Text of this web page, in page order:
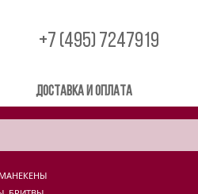
+7 (495) 7247919
Доставка и оплата